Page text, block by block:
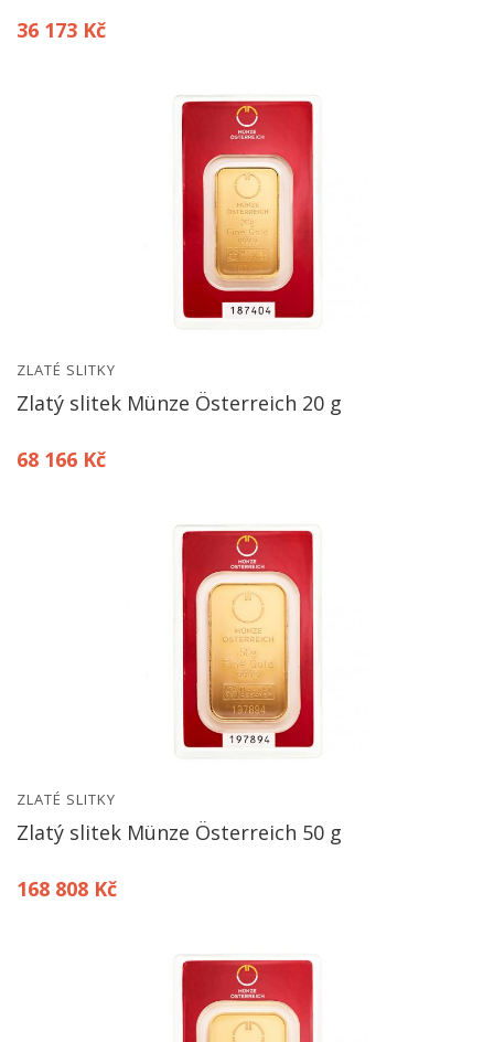
36 173 Kč
ZLATÉ SLITKY
Zlatý slitek Münze Österreich 20 g
68 166 Kč
ZLATÉ SLITKY
Zlatý slitek Münze Österreich 50 g
168 808 Kč